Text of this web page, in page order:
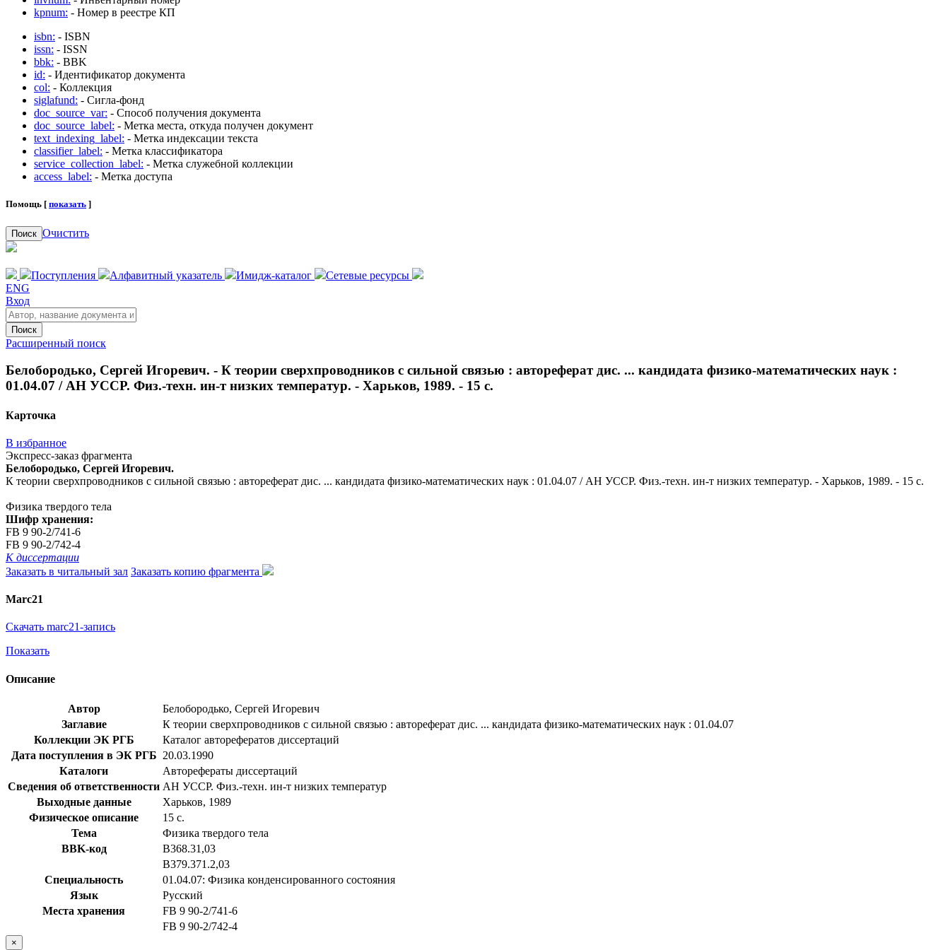
kpnum: - Номер в реестре КП
isbn: - ISBN
issn: - ISSN
bbk: - BBK
id: - Идентификатор документа
col: - Коллекция
siglafund: - Сигла-фонд
doc_source_var: - Способ получения документа
doc_source_label: - Метка места, откуда получен документ
text_indexing_label: - Метка индексации текста
classifier_label: - Метка классификатора
service_collection_label: - Метка служебной коллекции
access_label: - Метка доступа
Помощь [ показать ]
Поиск Очистить
Поступления Алфавитный указатель Имидж-каталог
Сетевые ресурсы
ENG
Вход
Поиск
Расширенный поиск
Белобородько, Сергей Игоревич. - К теории сверхпроводников с сильной связью : автореферат дис. ... кандидата физико-математических наук :
01.04.07 / АН УССР. Физ.-техн. ин-т низких температур. - Харьков, 1989. - 15 с.
Карточка
В избранное
Экспресс-заказ фрагмента
Белобородько, Сергей Игоревич.
К теории сверхпроводников с сильной связью : автореферат дис. ... кандидата физико-математических наук : 01.04.07 / АН УССР. Физ.-техн. ин-т низких температур. - Харьков, 1989. - 15 с.
Физика твердого тела
Шифр хранения:
FB 9 90-2/741-6
FB 9 90-2/742-4
К диссертации
Заказать в читальный зал Заказать копию фрагмента
Marc21
Скачать marc21-запись
Показать
Описание
Автор
Белобородько, Сергей Игоревич
Заглавие
К теории сверхпроводников с сильной связью : автореферат дис. ... кандидата физико-математических наук : 01.04.07
Коллекции ЭК РГБ
Каталог авторефератов диссертаций
Дата поступления в ЭК РГБ 20.03.1990
Каталоги
Авторефераты диссертаций
Сведения об ответственности АН УССР. Физ.-техн. ин-т низких температур
Выходные данные
Харьков, 1989
Физическое описание
15 с.
Тема
Физика твердого тела
BBK-код
В368.31,03
В379.371.2,03
Специальность
01.04.07: Физика конденсированного состояния
Язык
Русский
Места хранения
FB 9 90-2/741-6
FB 9 90-2/742-4
×